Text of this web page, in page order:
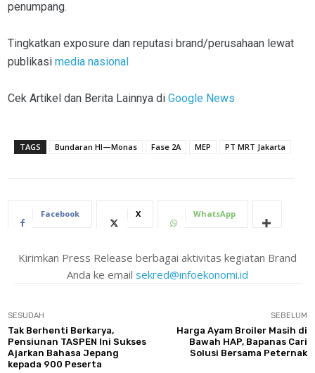
penumpang.
Tingkatkan exposure dan reputasi brand/perusahaan lewat
publikasi media nasional
Cek Artikel dan Berita Lainnya di Google News
TAGS Bundaran HI—Monas Fase 2A MEP PT MRT Jakarta
Facebook X WhatsApp
Kirimkan Press Release berbagai aktivitas kegiatan Brand
Anda ke email sekred@infoekonomi.id
SESUDAH
Tak Berhenti Berkarya,
Pensiunan TASPEN Ini Sukses
Ajarkan Bahasa Jepang
kepada 900 Peserta
SEBELUM
Harga Ayam Broiler Masih di
Bawah HAP, Bapanas Cari
Solusi Bersama Peternak